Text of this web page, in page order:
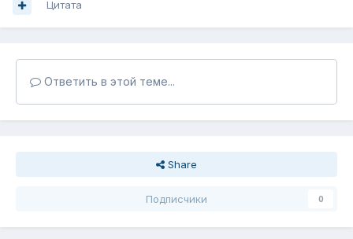
Цитата
Ответить в этой теме...
Share
Подписчики 0